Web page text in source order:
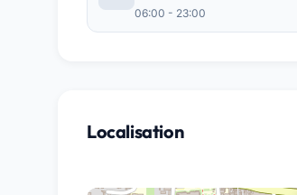
06:00 - 23:00
Localisation